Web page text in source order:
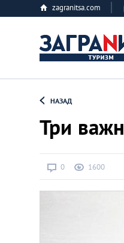
zagranitsa.com
НАЗАД
Три
0 1600